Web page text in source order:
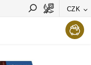
CZK
Hledat